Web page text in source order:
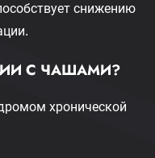
снижению
С ЧАШАМИ?
хронической